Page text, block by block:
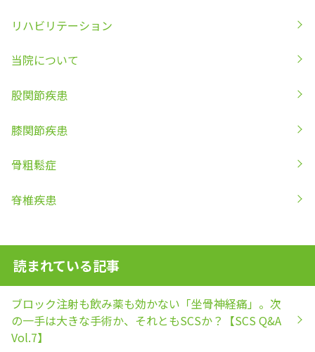
リハビリテーション
当院について
股関節疾患
膝関節疾患
骨粗鬆症
脊椎疾患
読まれている記事
ブロック注射も飲み薬も効かない「坐骨神経痛」。次
の一手は大きな手術か、それともSCSか？【SCS Q&A
Vol.7】